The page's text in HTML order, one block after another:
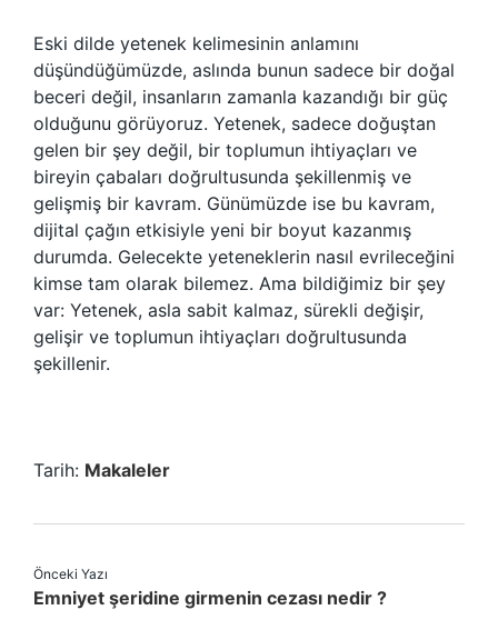
Eski dilde yetenek kelimesinin anlamını
düşündüğümüzde, aslında bunun sadece bir doğal
beceri değil, insanların zamanla kazandığı bir güç
olduğunu görüyoruz. Yetenek, sadece doğuştan
gelen bir şey değil, bir toplumun ihtiyaçları ve
bireyin çabaları doğrultusunda şekillenmiş ve
gelişmiş bir kavram. Günümüzde ise bu kavram,
dijital çağın etkisiyle yeni bir boyut kazanmış
durumda. Gelecekte yeteneklerin nasıl evrileceğini
kimse tam olarak bilemez. Ama bildiğimiz bir şey
var: Yetenek, asla sabit kalmaz, sürekli değişir,
gelişir ve toplumun ihtiyaçları doğrultusunda
şekillenir.
Tarih: Makaleler
Önceki Yazı
Emniyet şeridine girmenin cezası nedir ?